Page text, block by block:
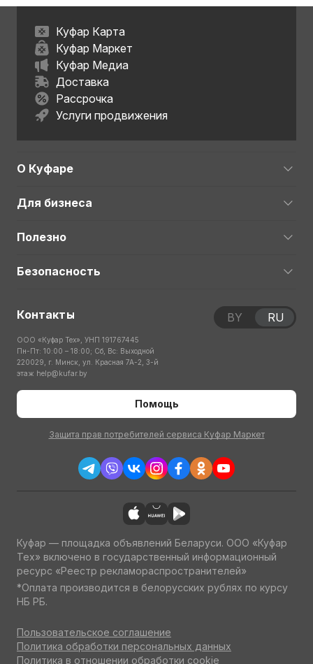
Куфар Карта
Куфар Маркет
Куфар Медиа
Доставка
Рассрочка
Услуги продвижения
О Куфаре
Для бизнеса
Полезно
Безопасность
Контакты
ООО «Куфар Тех», УНП 191767445
Пн-Пт: 10:00 – 18:00; Сб, Вс: Выходной
220029, г. Минск, ул. Красная 7А-2, 3-й
этаж help@kufar.by
Помощь
Защита прав потребителей сервиса Куфар Маркет
BY RU
Куфар — площадка объявлений Беларуси. ООО «Куфар
Тех» включено в государственный информационный
ресурс «Реестр рекламораспространителей»
*Оплата производится в белорусских рублях по курсу
НБ РБ.
Пользовательское соглашение
Политика обработки персональных данных
Политика в отношении обработки cookie